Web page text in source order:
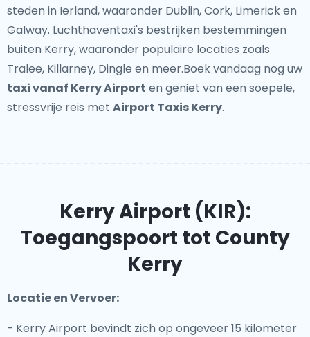
steden in Ierland, waaronder Dublin, Cork, Limerick en
Galway. Luchthaventaxi's bestrijken bestemmingen
buiten Kerry, waaronder populaire locaties zoals
Tralee, Killarney, Dingle en meer.Boek vandaag nog uw
taxi vanaf Kerry Airport en geniet van een soepele,
stressvrije reis met Airport Taxis Kerry.
Kerry Airport (KIR):
Toegangspoort tot County
Kerry
Locatie en Vervoer:
- Kerry Airport bevindt zich op ongeveer 15 kilometer